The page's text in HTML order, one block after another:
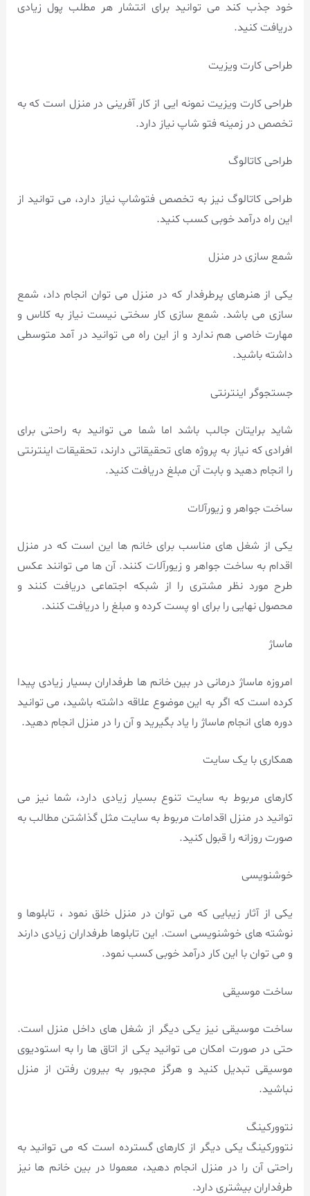
خود جذب کند می توانید برای انتشار هر مطلب پول زیادی
دریافت کنید.
طراحی کارت ویزیت
طراحی کارت ویزیت نمونه ایی از کار آفرینی در منزل است که به
تخصص در زمینه فتو شاپ نیاز دارد.
طراحی کاتالوگ
طراحی کاتالوگ نیز به تخصص فتوشاپ نیاز دارد، می توانید از
این راه درآمد خوبی کسب کنید.
شمع سازی در منزل
یکی از هنرهای پرطرفدار که در منزل می توان انجام داد، شمع
سازی می باشد. شمع سازی کار سختی نیست نیاز به کلاس و
مهارت خاصی هم ندارد و از این راه می توانید در آمد متوسطی
داشته باشید.
جستجوگر اینترنتی
شاید برایتان جالب باشد اما شما می توانید به راحتی برای
افرادی که نیاز به پروژه های تحقیقاتی دارند، تحقیقات اینترنتی
را انجام دهید و بابت آن مبلغ دریافت کنید.
ساخت جواهر و زیورآلات
یکی از شغل های مناسب برای خانم ها این است که در منزل
اقدام به ساخت جواهر و زیورآلات کنند. آن ها می توانند عکس
طرح مورد نظر مشتری را از شبکه اجتماعی دریافت کنند و
محصول نهایی را برای او پست کرده و مبلغ را دریافت کنند.
ماساژ
امروزه ماساژ درمانی در بین خانم ها طرفداران بسیار زیادی پیدا
کرده است که اگر به این موضوع علاقه داشته باشید، می توانید
دوره های انجام ماساژ را یاد بگیرید و آن را در منزل انجام دهید.
همکاری با یک سایت
کارهای مربوط به سایت تنوع بسیار زیادی دارد، شما نیز می
توانید در منزل اقدامات مربوط به سایت مثل گذاشتن مطالب به
صورت روزانه را قبول کنید.
خوشنویسی
یکی از آثار زیبایی که می توان در منزل خلق نمود ، تابلوها و
نوشته های خوشنویسی است. این تابلوها طرفداران زیادی دارند
و می توان با این کار درآمد خوبی کسب نمود.
ساخت موسیقی
ساخت موسیقی نیز یکی دیگر از شغل های داخل منزل است.
حتی در صورت امکان می توانید یکی از اتاق ها را به استودیوی
موسیقی تبدیل کنید و هرگز مجبور به بیرون رفتن از منزل
نباشید.
نتوورکینگ
نتوورکینگ یکی دیگر از کارهای گسترده است که می توانید به
راحتی آن را در منزل انجام دهید، معمولا در بین خانم ها نیز
طرفداران بیشتری دارد.